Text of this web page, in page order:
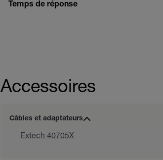
Temps de réponse
Accessoires
Câbles et adaptateurs
Extech 40705X